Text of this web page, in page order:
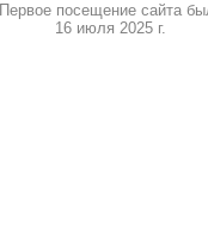
Первое посещение сайта
16 июля 2025 г.